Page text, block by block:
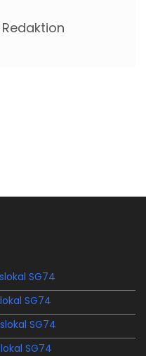
Redaktion
SG74
SG74
SG74
SG74